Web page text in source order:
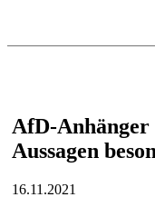
AfD-Anhänger
Aussagen
16.11.2021